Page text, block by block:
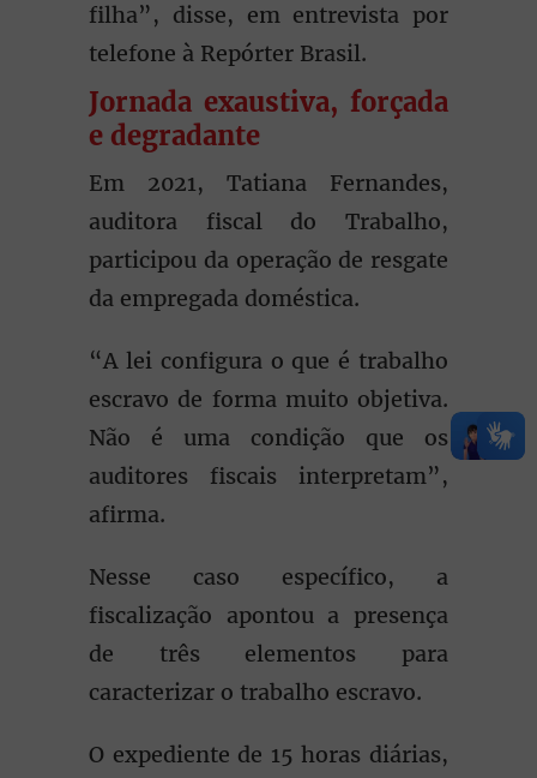
filha”, disse, em entrevista por
telefone à Repórter Brasil.
Jornada exaustiva, forçada
e degradante
Em 2021, Tatiana Fernandes,
auditora fiscal do Trabalho,
participou da operação de resgate
da empregada doméstica.
“A lei configura o que é trabalho
escravo de forma muito objetiva.
Não é uma condição que os
auditores fiscais interpretam”,
afirma.
Nesse caso específico, a
fiscalização apontou a presença
de três elementos para
caracterizar o trabalho escravo.
O expediente de 15 horas diárias,